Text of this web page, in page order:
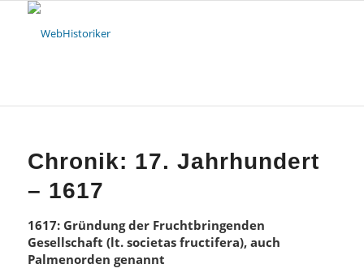
Chronik: 17. Jahrhundert
– 1617
1617: Gründung der Fruchtbringenden
Gesellschaft (lt. societas fructifera), auch
Palmenorden genannt